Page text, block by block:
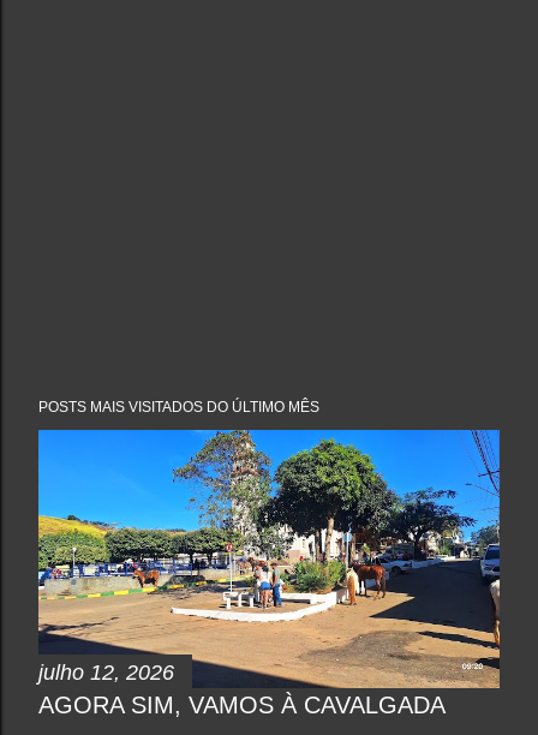
POSTS MAIS VISITADOS DO ÚLTIMO MÊS
julho 12, 2026
AGORA SIM, VAMOS À CAVALGADA